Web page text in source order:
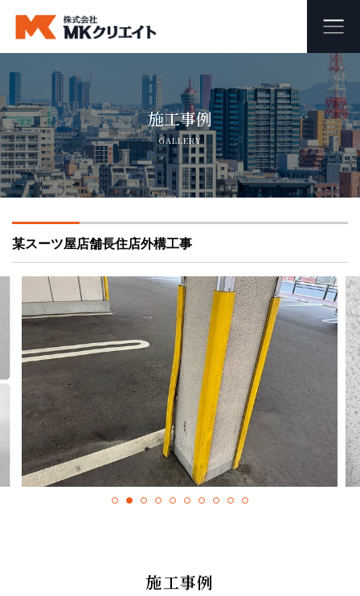
ホーム
MKクリエイトのワンストップ自社施工
ビル・マンション・商業施設の大規模修繕工事
外壁塗装・防水工事
オフィス・店舗の内装リフォーム・リノベーション
足場組み立て・解体工事
会社概要
採用情報
プライバシーポリシー
お問い合わせ
施工事例
GALLERY
某スーツ屋店舗長住店外構工事
施工事例